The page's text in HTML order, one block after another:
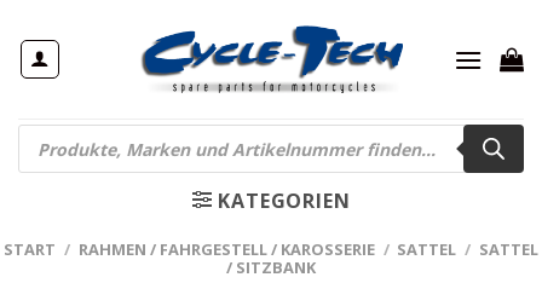
Inhalt
springen
Products
search
KATEGORIEN
START / RAHMEN / FAHRGESTELL / KAROSSERIE / SATTEL / SATTEL
/ SITZBANK